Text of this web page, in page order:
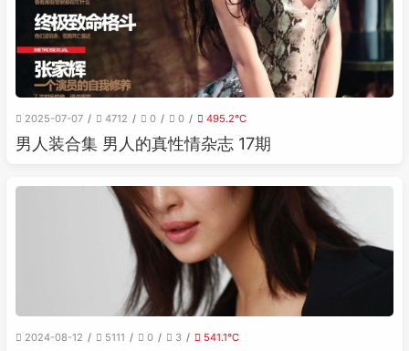
2025-07-07 4712 0 0 495.2℃
男人装合集 男人的真性情杂志 17期
2024-08-12 5111 0 3 541.1℃